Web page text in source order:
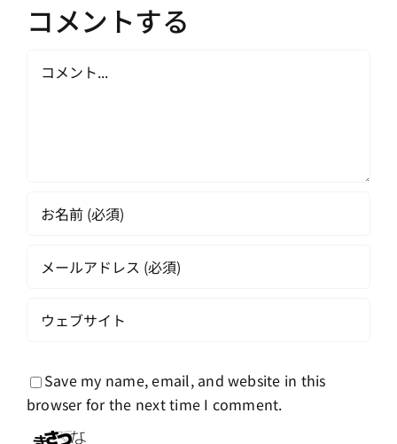
コメントする
Save my name, email, and website in this
browser for the next time I comment.